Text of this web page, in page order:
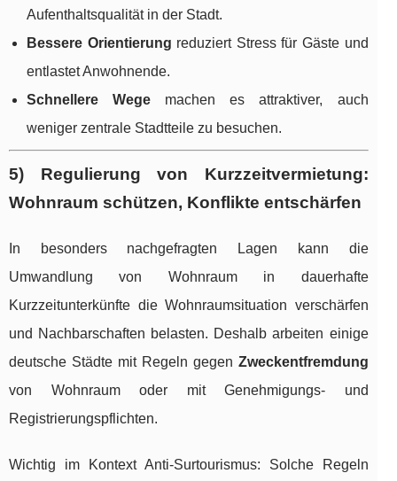
Aufenthaltsqualität in der Stadt.
Bessere Orientierung reduziert Stress für Gäste und
entlastet Anwohnende.
Schnellere Wege machen es attraktiver, auch
weniger zentrale Stadtteile zu besuchen.
5) Regulierung von Kurzzeitvermietung:
Wohnraum schützen, Konflikte entschärfen
In besonders nachgefragten Lagen kann die
Umwandlung von Wohnraum in dauerhafte
Kurzzeitunterkünfte die Wohnraumsituation verschärfen
und Nachbarschaften belasten. Deshalb arbeiten einige
deutsche Städte mit Regeln gegen Zweckentfremdung
von Wohnraum oder mit Genehmigungs- und
Registrierungspflichten.
Wichtig im Kontext Anti-Surtourismus: Solche Regeln